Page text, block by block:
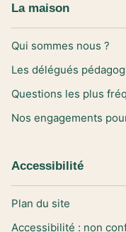
La maison
Qui sommes nous ?
Les délégués
Questions les plus
Nos engagements
Accessibilité
Plan du site
Accessibilité : non